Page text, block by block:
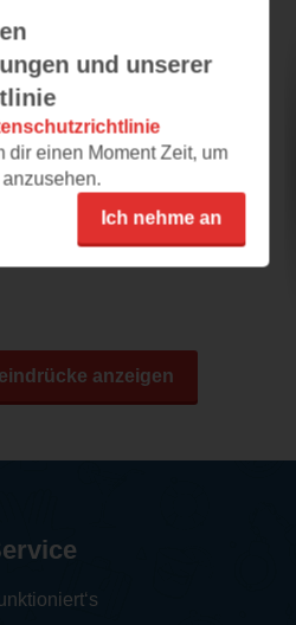
weckend!
"Hundert Klassiker -
gemacht!" von
anzeigen
und unserer
dir einen Moment Zeit, um
Ich nehme an